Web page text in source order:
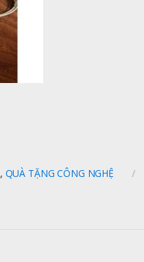
, QUÀ TẶNG CÔNG NGHỆ